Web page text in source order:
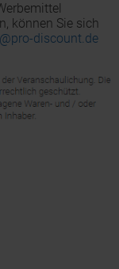
können Sie sich
discount.de